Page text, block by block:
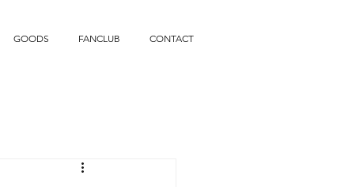
GOODS FANCLUB CONTACT